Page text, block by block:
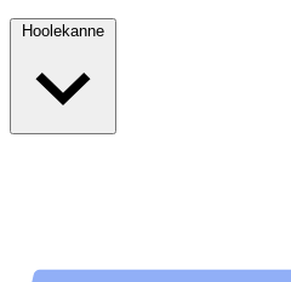
Hoolekanne